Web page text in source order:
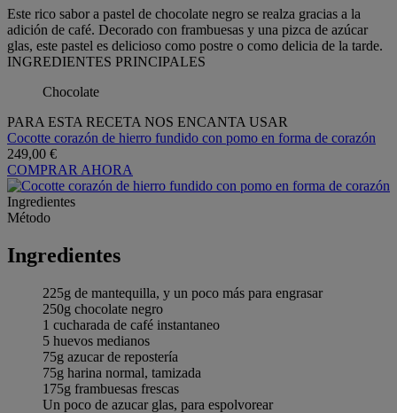
Este rico sabor a pastel de chocolate negro se realza gracias a la
adición de café. Decorado con frambuesas y una pizca de azúcar
glas, este pastel es delicioso como postre o como delicia de la tarde.
INGREDIENTES PRINCIPALES
Chocolate
PARA ESTA RECETA NOS ENCANTA USAR
Cocotte corazón de hierro fundido con pomo en forma de corazón
249,00 €
COMPRAR AHORA
Ingredientes
Método
Ingredientes
225g de mantequilla, y un poco más para engrasar
250g chocolate negro
1 cucharada de café instantaneo
5 huevos medianos
75g azucar de repostería
75g harina normal, tamizada
175g frambuesas frescas
Un poco de azucar glas, para espolvorear